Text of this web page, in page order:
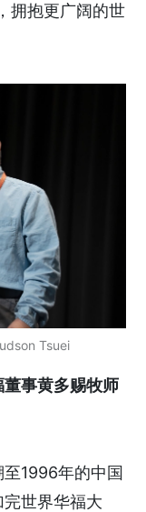
拥抱更广阔的世
Tsuei
事黄多赐牧师
1996年的中国
世界华福大